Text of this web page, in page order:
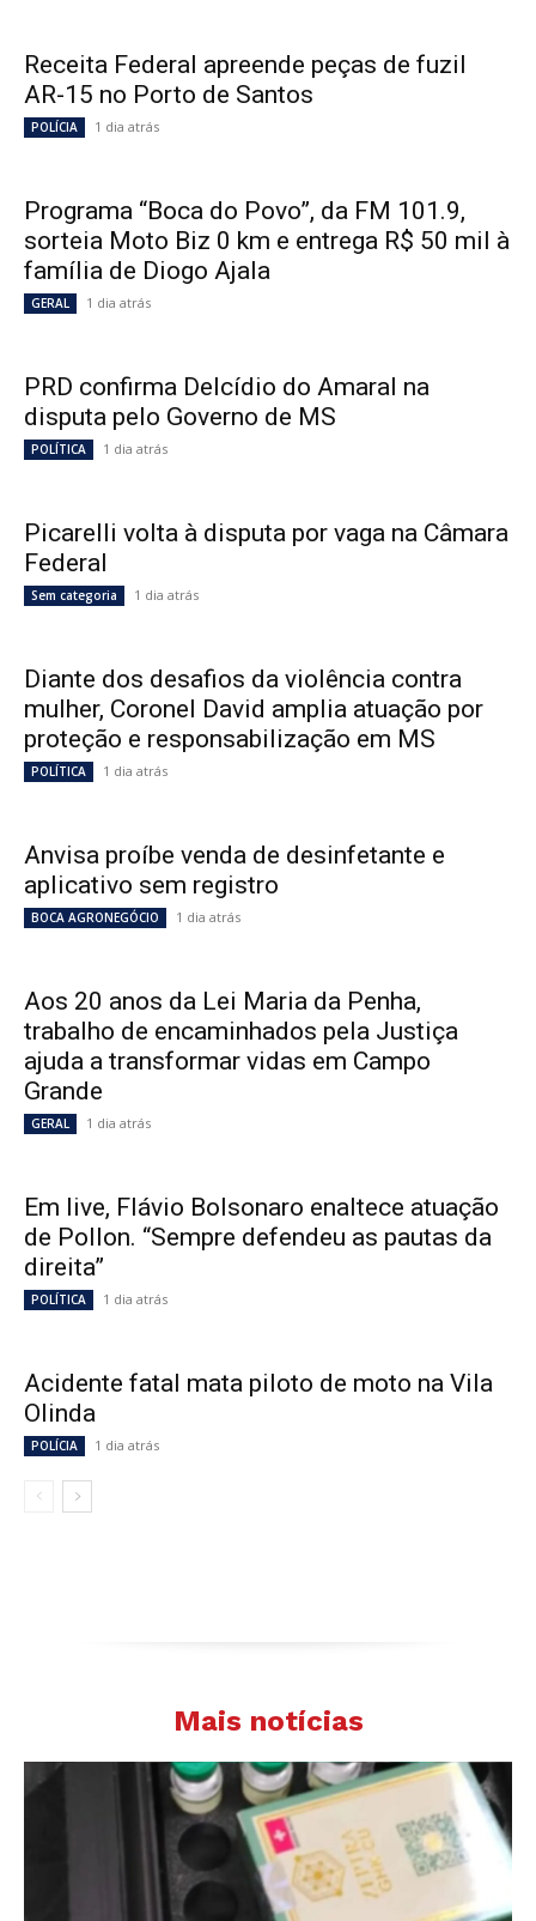
Receita Federal apreende peças de fuzil
AR-15 no Porto de Santos
POLÍCIA 1 dia atrás
Programa “Boca do Povo”, da FM 101.9,
sorteia Moto Biz 0 km e entrega R$ 50 mil à
família de Diogo Ajala
GERAL 1 dia atrás
PRD confirma Delcídio do Amaral na
disputa pelo Governo de MS
POLÍTICA 1 dia atrás
Picarelli volta à disputa por vaga na Câmara
Federal
Sem categoria 1 dia atrás
Diante dos desafios da violência contra
mulher, Coronel David amplia atuação por
proteção e responsabilização em MS
POLÍTICA 1 dia atrás
Anvisa proíbe venda de desinfetante e
aplicativo sem registro
BOCA AGRONEGÓCIO 1 dia atrás
Aos 20 anos da Lei Maria da Penha,
trabalho de encaminhados pela Justiça
ajuda a transformar vidas em Campo
Grande
GERAL 1 dia atrás
Em live, Flávio Bolsonaro enaltece atuação
de Pollon. “Sempre defendeu as pautas da
direita”
POLÍTICA 1 dia atrás
Acidente fatal mata piloto de moto na Vila
Olinda
POLÍCIA 1 dia atrás
Mais notícias